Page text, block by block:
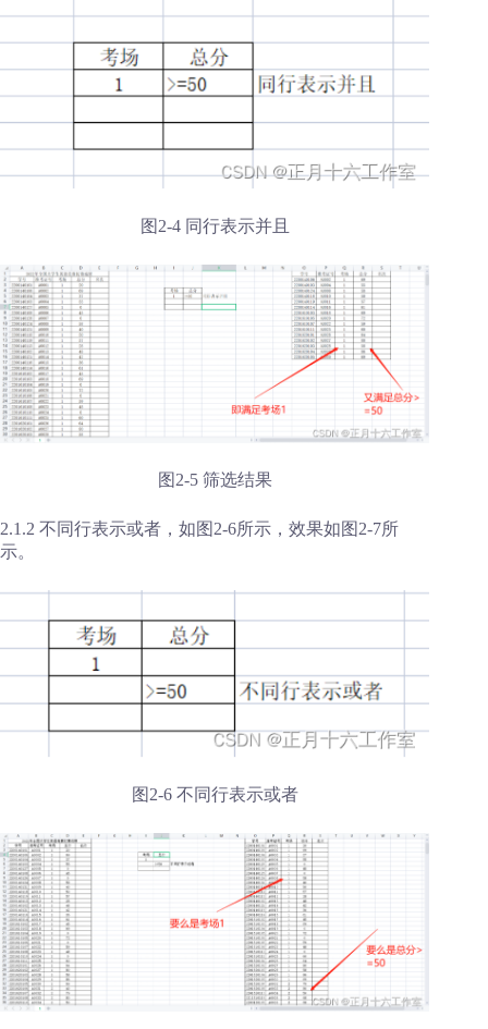
图2-4 同行表示并且
图2-5 筛选结果
2.1.2 不同行表示或者，如图2-6所示，效果如图2-7所
示。
图2-6 不同行表示或者